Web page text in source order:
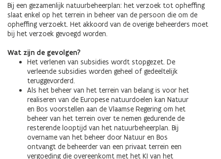
Bij een gezamenlijk natuurbeheerplan: het verzoek tot opheffing
slaat enkel op het terrein in beheer van de persoon die om de
opheffing verzoekt. Het akkoord van de overige beheerders moet
bij het verzoek gevoegd worden.
Wat zijn de gevolgen?
Het verlenen van subsidies wordt stopgezet. De
verleende subsidies worden geheel of gedeeltelijk
teruggevorderd.
Als het beheer van het terrein van belang is voor het
realiseren van de Europese natuurdoelen kan Natuur
en Bos voorstellen aan de Vlaamse Regering om het
beheer van het terrein over te nemen gedurende de
resterende looptijd van het natuurbeheerplan. Bij
overname van het beheer door Natuur en Bos
ontvangt de beheerder van een privaat terrein een
vergoeding die overeenkomt met het KI van het